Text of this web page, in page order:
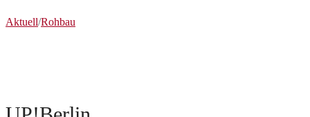
Aktuell/Rohbau